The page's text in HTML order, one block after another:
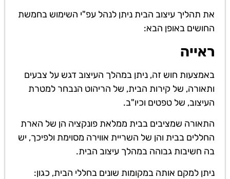
את תהליך עיצוב הבית ניתן לנהל עפ"י השימוש בחמשת
החושים באופן הבא:
ראייה
באמצעות חוש זה, ניתן במהלך העיצוב דגש על צבעים
ותאורה, של קירות הבית, של הריהוט הנבחר למטרת
העיצוב, של טפטים וכיו"ב.
התאורה שמציבים בבית ממלאת פונקציה הן של הארת
החללים בבית והן של השריית אווירה מסוימת ולפיכך, יש
בה חשיבות גבוהה במהלך עיצוב הבית.
ניתן למקם אותה במקומות שונים בחללי הבית, כגון: